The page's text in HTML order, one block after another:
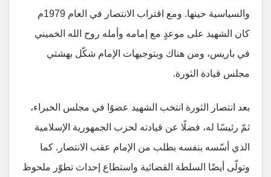
والسياسية حينها. ومع اقتراب الانتصار في العام 1979م
كان الشهيد على موعدٍ مع إمامه وأمله روح الله الخميني
في باريس، ومن هناك وبتوجيهات الإمام شكّل بهشتي
مجلس قيادة الثورة.
بعد انتصار الثورة انتخب الشهيد عضوًا في مجلس الخبراء،
ثمّ رئيسًا له، فضلًا عن قيادته لحزب الجمهورية الإسلامية
الذي أسّسه بنفسه بطلب من الإمام عقب الانتصار. كما
وتولّى أيضًا السلطة القضائية واستطاع إحداث تطوّر ملحوظ